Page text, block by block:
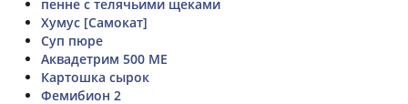
пенне с телячьими щеками
Хумус [Самокат]
Суп пюре
Аквадетрим 500 МЕ
Картошка сырок
Фемибион 2